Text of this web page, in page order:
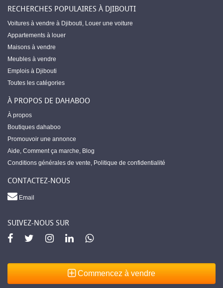
RECHERCHES POPULAIRES À DJIBOUTI
Voitures à vendre à Djibouti, Louer une voiture
Appartements à louer
Maisons à vendre
Meubles à vendre
Emplois à Djibouti
Toutes les catégories
À PROPOS DE DAHABOO
À propos
Boutiques dahaboo
Promouvoir une annonce
Aide, Comment ça marche, Blog
Conditions générales de vente, Politique de confidentialité
CONTACTEZ-NOUS
Email
SUIVEZ-NOUS SUR
Commencez à vendre